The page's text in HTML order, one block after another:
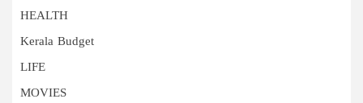
HEALTH
Kerala Budget
LIFE
MOVIES